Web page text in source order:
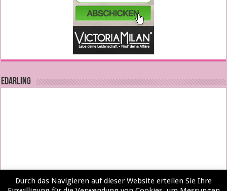
EDARLING
Durch das Navigieren auf dieser Website erteilen Sie Ihre